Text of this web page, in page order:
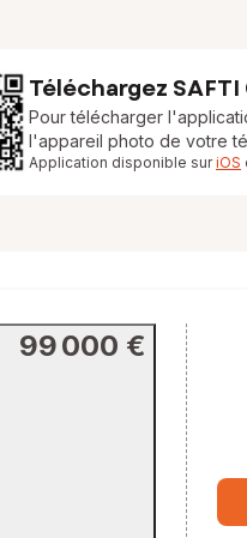
Téléchargez
Pour télécharger
l'appareil photo de votre
Application disponible suriOS
99 000 €